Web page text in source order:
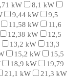
kW
8,1 kW
9,44 kW
9,5
11,58 kW
11,6
12,38 kW
12,5
13,2 kW
13,3
15,2 kW
15,5
18,9 kW
19,79
21,1 kW
21,3 kW